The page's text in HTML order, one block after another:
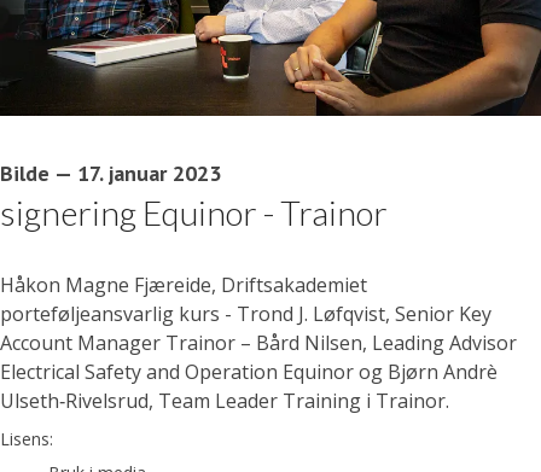
Bilde — 17. januar 2023
signering Equinor - Trainor
Håkon Magne Fjæreide, Driftsakademiet
porteføljeansvarlig kurs - Trond J. Løfqvist, Senior Key
Account Manager Trainor – Bård Nilsen, Leading Advisor
Electrical Safety and Operation Equinor og Bjørn Andrè
Ulseth‑Rivelsrud, Team Leader Training i Trainor.
Heidi Middleton
Lisens: